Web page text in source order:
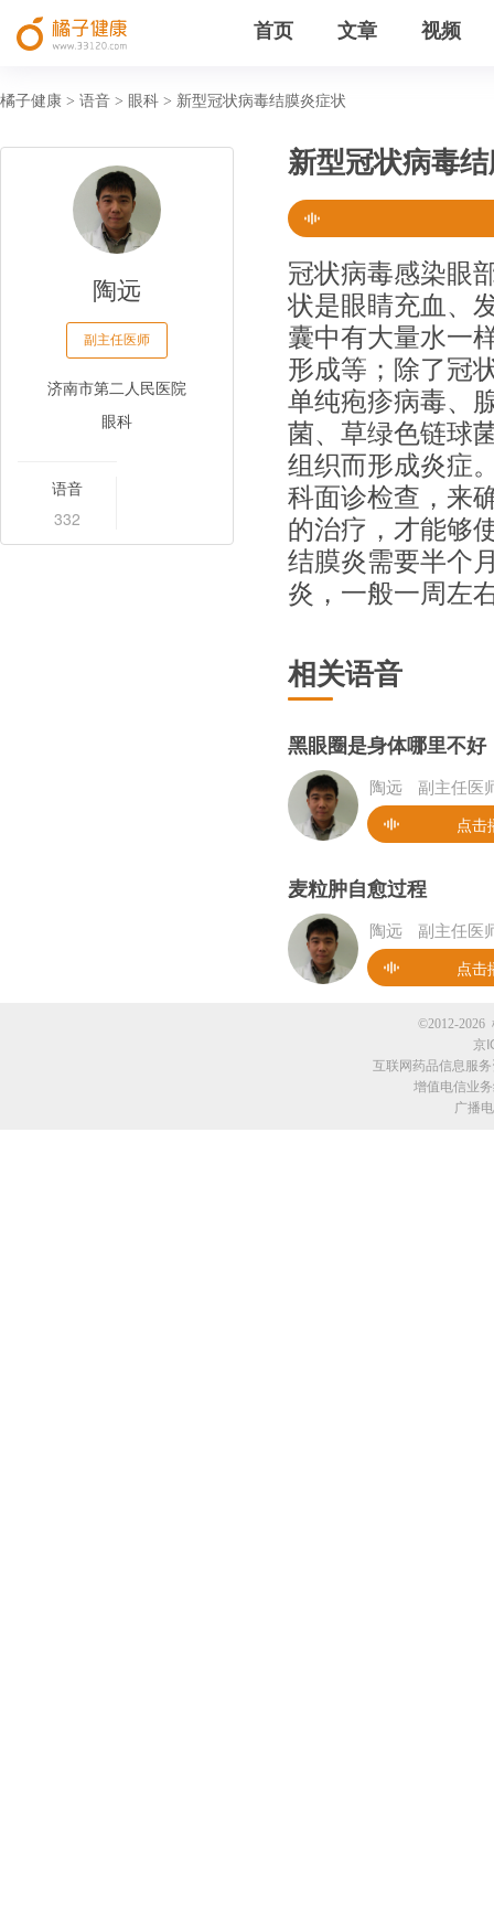
首页 文章 视频
橘子健康 > 语音 > 眼科 > 新型冠状病毒结膜炎症状
陶远
副主任医师
济南市第二人民医院
眼科
语音
332
新型冠状病毒
冠状病毒感染眼
状是眼睛充血、
囊中有大量水一
形成等；除了冠
单纯疱疹病毒、
菌、草绿色链球
组织而形成炎症
科面诊检查，来
的治疗，才能够
结膜炎需要半个
炎，一般一周左
相关语音
黑眼圈是身体哪里不好
陶远 副主任医
点击
麦粒肿自愈过程
陶远 副主任医
点击
©2012-2026
京
互联网药品信息服
增值电信业
广播